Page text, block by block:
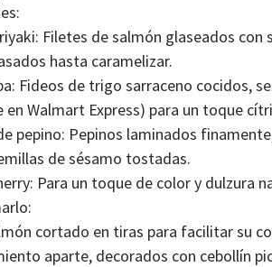
Filetes de salmón glaseados con
hasta caramelizar.
Fideos de trigo sarraceno cocidos,
en Walmart Express) para un toque
pepino: Pepinos laminados
de sésamo tostadas.
Para un toque de color y dulzura
cortado en tiras para facilitar su
aparte, decorados con cebollín